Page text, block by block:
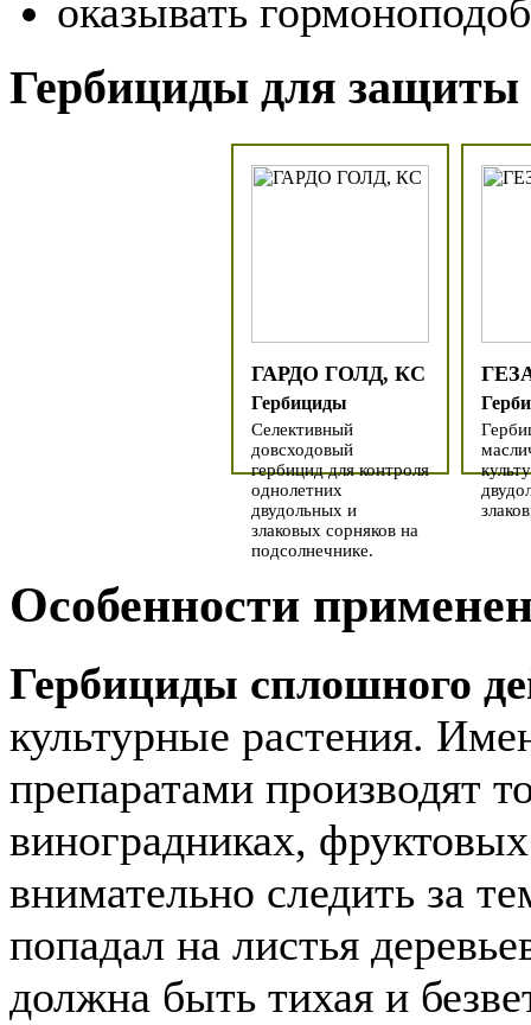
оказывать
Гербициды для защиты
ГАРДО ГОЛД, КС
Гербициды
Селективный
довсходовый
гербицид для контроля
однолетних
двудольных и
злаковых сорняков на
подсолнечнике.
Особенности
Гербициды сплошного
культурные растения.
препаратами производят
виноградниках,
внимательно следить за
попадал на листья
должна быть тихая и